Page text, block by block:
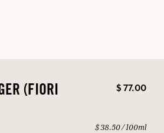
(FIORI
$ 77.00
$ 38.50 / 100ml